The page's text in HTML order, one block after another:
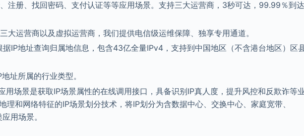
、注册、找回密码、支付认证等等应用场景。支持三大运营商，3秒可达，99.99％到达
大运营商以及虚拟运营商，我们提供电信级运维保障、独享专用通道。
据IP地址查询归属地信息，包含43亿全量IPv4，支持到中国地区（不含港台地区）区
地址所属的行业类型。
用场景是获取IP场景属性的在线调用接口，具备识别IP真人度，提升风控和反欺诈等
理和网络特征的IP场景划分技术，将IP划分为含数据中心、交换中心、家庭宽带、
用场景。